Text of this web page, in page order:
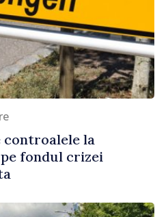
controalele la
fondul crizei